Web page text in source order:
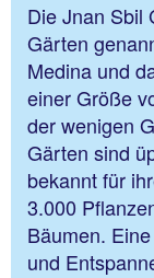
Die Jnan Sbil
Gärten
Medina und
einer Größe
der wenigen
Gärten sind
bekannt für
3.000
Bäumen.
und